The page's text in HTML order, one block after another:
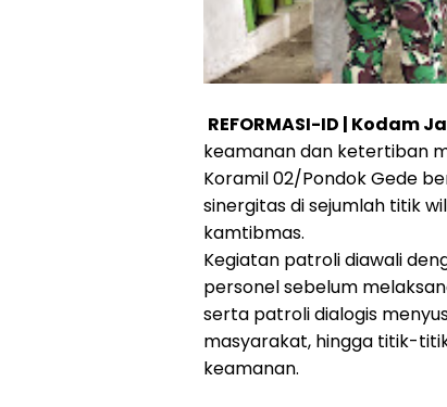
REFORMASI-ID | Kodam
keamanan dan ketertiban
Koramil 02/Pondok Gede
sinergitas di sejumlah titik
kamtibmas.
Kegiatan patroli diawali
personel sebelum
serta patroli dialogis
masyarakat, hingga titik-
keamanan.